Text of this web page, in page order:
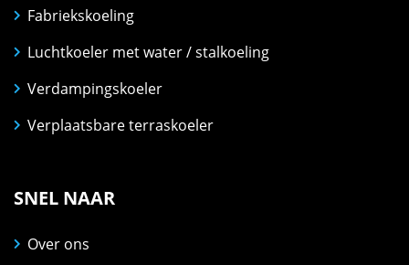
Fabriekskoeling
Luchtkoeler met water / stalkoeling
Verdampingskoeler
Verplaatsbare terraskoeler
SNEL NAAR
Over ons